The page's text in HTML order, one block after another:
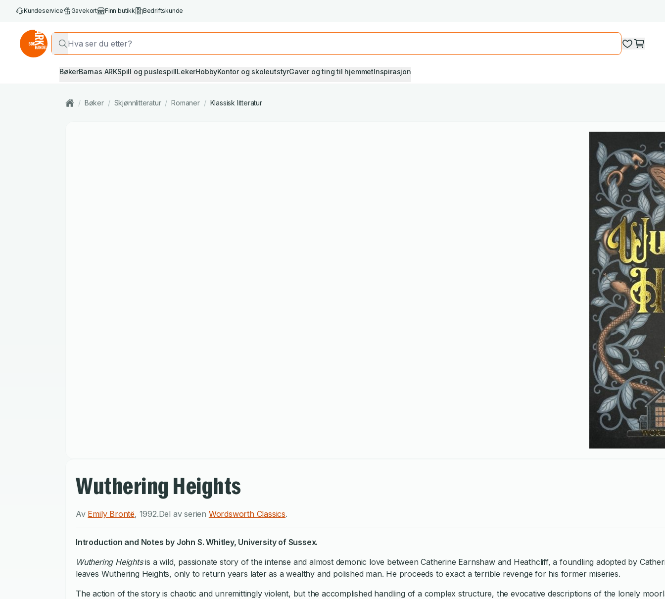
Kundeservice Gavekort Finn butikk Bedriftskunde
BøkerBarnas ARKSpill og puslespillLekerHobbyKontor og skoleutstyrGaver og ting til hjemmetInspirasjon
/ Bøker / Skjønnlitteratur / Romaner / Klassisk litteratur
Wuthering Heights
Av Emily Brontë, 1992.Del av serien Wordsworth Classics.
Introduction and Notes by John S. Whitley, University of Sussex.
Wuthering Heightsis a wild, passionate story of the intense and almost demonic love between Catherine Earnshaw and Heathcliff, a foundling adopted by
leaves Wuthering Heights, only to return years later as a wealthy and polished man. He proceeds to exact a terrible revenge for his former miseries.
The action of the story is chaotic and unremittingly violent, but the accomplished handling of a complex structure, the evocative descriptions of the lonely